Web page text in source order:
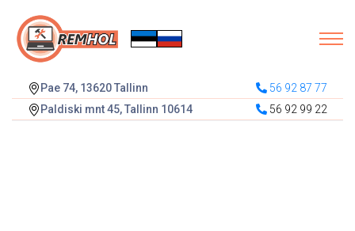
Pae 74, 13620 Tallinn
56 92 87 77
Paldiski mnt 45, Tallinn 10614
56 92 99 22